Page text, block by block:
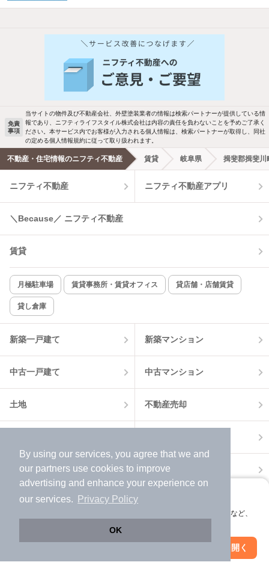
By using our services, you agree that we and
our partners use cookies to improve
advertising and enhance your experience on
our services.
Privacy Policy
OK
アプリに切り替えて、サクサクお部屋探し
会員登録なしですぐ使える。マップ検索やお気に入り保存など、
アプリを開く
絞り込み条件を変更
他の人はこんな条件で絞り込んでいます！
バス・トイレ別 2階以上
洗濯機置場あり 独立洗面台
エアコンあり 都市ガス
温水洗浄便座 オートロック
コンロ2口以上
新着のみ インターネット無料
該当件数:
物件一覧に反映
免責
事項
当サイトの物件及び不動産会社、外壁塗装業者の情報は検索パートナーが提供している情
報であり、ニフティライフスタイル株式会社は内容の責任を負わないことを予めご了承く
ださい。本サービス内でお客様が入力される個人情報は、検索パートナーが取得し、同社
の定める個人情報規約に従って取り扱われます。
不動産・住宅情報のニフティ不動産 賃貸 岐阜県 揖斐郡揖斐川
ニフティ不動産 ニフティ不動産アプリ
＼Because／ ニフティ不動産
賃貸
月極駐車場 賃貸事務所・賃貸オフィス 貸店舗・店舗賃貸
貸し倉庫
新築一戸建て 新築マンション
中古一戸建て 中古マンション
土地 不動産売却
住宅ローン カードローン
不動産会社情報